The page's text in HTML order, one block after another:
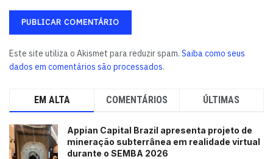
Este site utiliza o Akismet para reduzir spam. Saiba como seus
dados em comentários são processados.
EM ALTA COMENTÁRIOS ÚLTIMAS
Appian Capital Brazil apresenta projeto de
mineração subterrânea em realidade virtual
durante o SEMBA 2026